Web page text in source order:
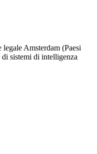
Amsterdam (Paesi
sistemi di intelligenza